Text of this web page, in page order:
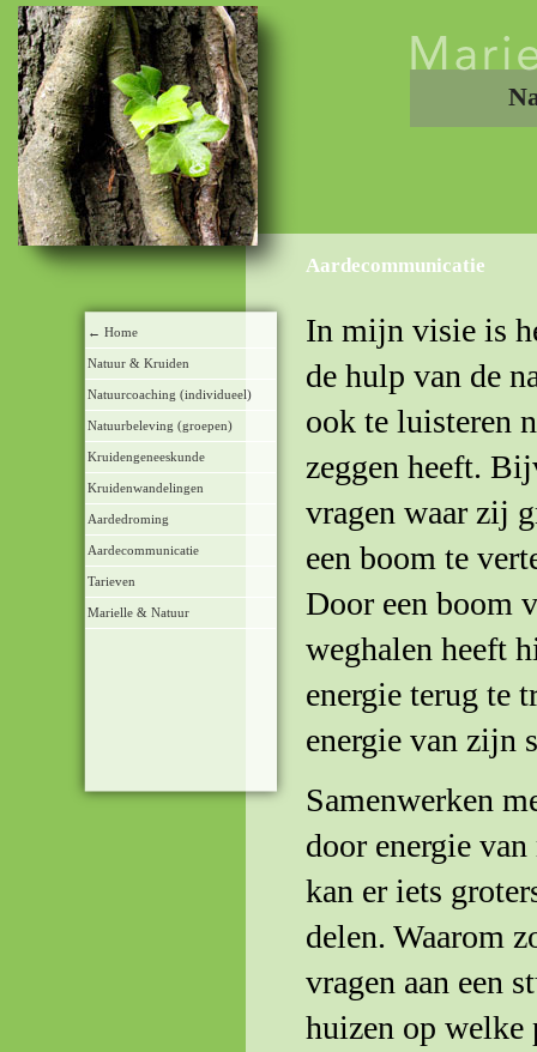
Aardecommunicatie
← Home
Natuur & Kruiden
Natuurcoaching (individueel)
Natuurbeleving (groepen)
Kruidengeneeskunde
Kruidenwandelingen
Aardedroming
Aardecommunicatie
Tarieven
Marielle & Natuur
In mijn visie is
de hulp van de
ook te luisteren
zeggen heeft.
vragen waar zij
een boom te
Door een boom
weghalen heeft
energie terug te
energie van zijn
Samenwerken
door energie
kan er iets
delen. Waarom
vragen aan een
huizen op welke